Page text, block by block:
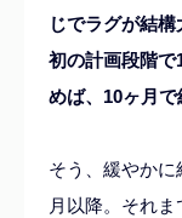
じでラグが結
初の計画段階で
めば、10ヶ月で
そう、 緩やかに
月以降。それ